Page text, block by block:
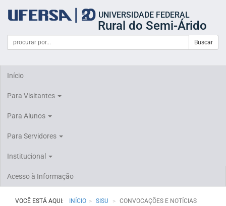
portal
UFERSA
UNIVERSIDADE FEDERAL
Rural do Semi-Árido
Formulário
Busca
Campo
de
Buscar
Início
Para Visitantes
Para Alunos
Para Servidores
Institucional
Acesso à Informação
VOCÊ ESTÁ AQUI: INÍCIO SISU CONVOCAÇÕES E NOTÍCIAS